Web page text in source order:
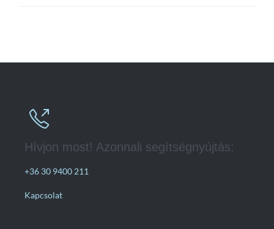

Hívjon most! Azonnali segítségnyújtás:
+36 30 9400 211
Kapcsolat